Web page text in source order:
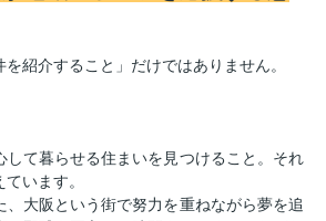
紹介すること」だけではありません。
して暮らせる住まいを見つけること。それ
います。
、大阪という街で努力を重ねながら夢を追